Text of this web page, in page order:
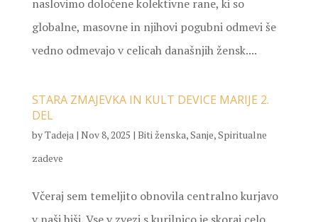
naslovimo določene kolektivne rane, ki so
globalne, masovne in njihovi pogubni odmevi še
vedno odmevajo v celicah današnjih žensk....
STARA ZMAJEVKA IN KULT DEVICE MARIJE 2.
DEL
byTadeja| Nov 8, 2025 | Biti ženska,Sanje,Spiritualne
zadeve
Včeraj sem temeljito obnovila centralno kurjavo